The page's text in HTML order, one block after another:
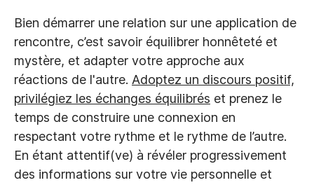
Bien démarrer une relation sur une application de
rencontre, c’est savoir équilibrer honnêteté et
mystère, et adapter votre approche aux
réactions de l'autre. Adoptez un discours positif,
privilégiez les échanges équilibrés et prenez le
temps de construire une connexion en
respectant votre rythme et le rythme de l’autre.
En étant attentif(ve) à révéler progressivement
des informations sur votre vie personnelle et